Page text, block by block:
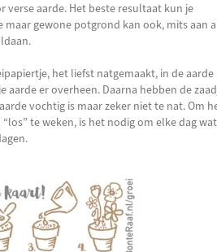
aarde. Het beste resultaat kun je
maar gewone potgrond kan ook, mits aan
het liefst natgemaakt, in de aarde
er overheen. Daarna hebben de
vochtig is maar zeker niet te nat. Om
te weken, is het nodig om elke dag